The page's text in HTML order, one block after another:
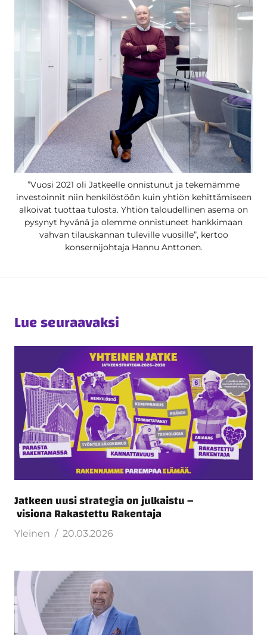
”Vuosi 2021 oli Jatkeelle onnistunut ja tekemämme
investoinnit niin henkilöstöön kuin yhtiön kehittämiseen
alkoivat tuottaa tulosta. Yhtiön taloudellinen asema on
pysynyt hyvänä ja olemme onnistuneet hankkimaan
vahvan tilauskannan tuleville vuosille”, kertoo
konsernijohtaja Hannu Anttonen.
Lue seuraavaksi
Jatkeen uusi strategia on julkaistu –
visiona Rakastettu Rakentaja
Yleinen 20.03.2026